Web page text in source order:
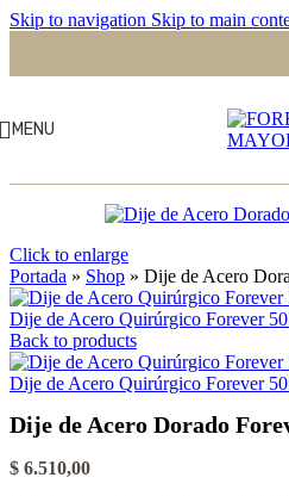
Skip to navigation Skip to main
MENU
Click to enlarge
Portada » Shop » Dije de Acero
Dije de Acero Quirúrgico Forever
Back to products
Dije de Acero Quirúrgico Forever
Dije de Acero Dorado
$ 6.510,00